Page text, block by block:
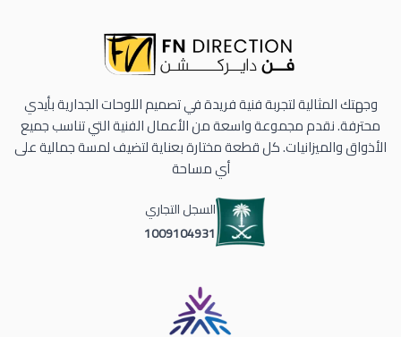
وجهتك المثالية لتجربة فنية فريدة في تصميم اللوحات الجدارية بأيدي
محترفة. نقدم مجموعة واسعة من الأعمال الفنية التي تناسب جميع
الأذواق والميزانيات. كل قطعة مختارة بعناية لتضيف لمسة جمالية على
أي مساحة
السجل التجاري
1009104931